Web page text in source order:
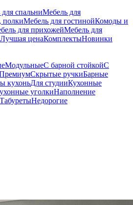
спальниМебель для
полкиМебель для гостинойКомоды и
для прихожейМебель для
Лучшая ценаКомплектыНовинки
МодульныеС барной стойкойС
Скрытые ручкиБарные
кухоньДля студииКухонные
уголкиНаполнение
ТабуретыНедорогие